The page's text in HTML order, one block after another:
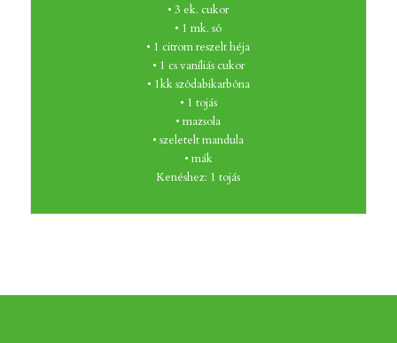
• 3 ek. cukor
• 1 mk. só
• 1 citrom reszelt héja
• 1 cs vaníliás cukor
• 1kk szódabikarbóna
• 1 tojás
• mazsola
• szeletelt mandula
• mák
Kenéshez: 1 tojás